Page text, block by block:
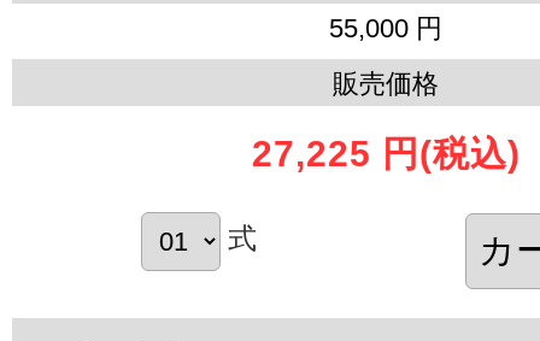
55,000 円
販売価格
27,225 円 (税込)
式